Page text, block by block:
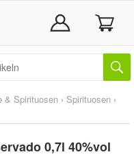
& Spirituosen › Spirituosen ›
0,7l 40%vol